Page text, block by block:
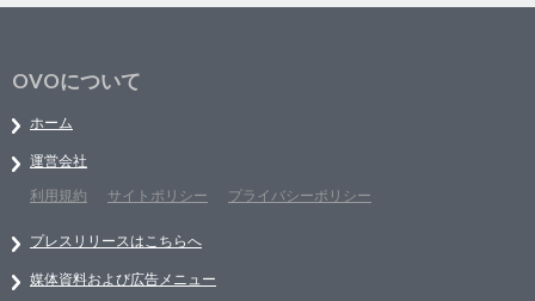
OVOについて
ホーム
運営会社
利用規約
サイトポリシー プライバシーポリシー
プレスリリースはこちらへ
媒体資料および広告メニュー